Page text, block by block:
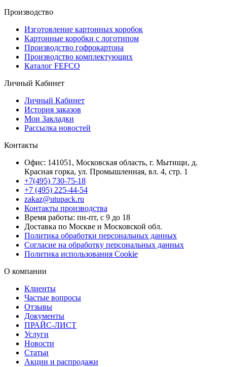
Производство
Изготовление картонных коробок
Картонные коробки с логотипом
Производство гофрокартона
Производство комплектующих
Каталог FEFCO
Личный Кабинет
Личный Кабинет
История заказов
Мои Закладки
Рассылка новостей
Контакты
Офис: 141051, Московская область, г. Мытищи, д.
Красная горка, ул. Промышленная, вл. 4, стр. 1
+7(495) 730-75-18
+7 (495) 225-44-54
zakaz@utupack.ru
Контакты производства
Время работы: пн-пт, с 9 до 18
Доставка по Москве и Московской обл.
Политика обработки персональных данных
Согласие на обработку персональных данных
Политика использования Cookie
О компании
Клиенты
Частые вопросы
Отзывы
Документы
ПРАЙС-ЛИСТ
Услуги
Новости
Статьи
Акции и распродажи